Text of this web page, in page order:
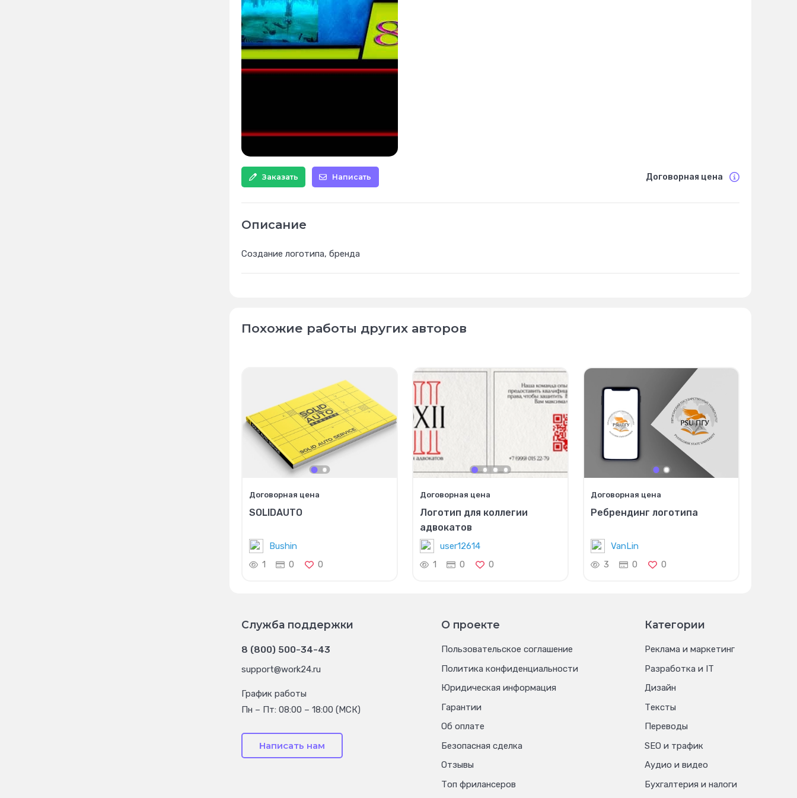
Заказать Написать Договорная цена
Описание
Создание логотипа, бренда
Похожие работы других авторов
Договорная цена
SOLIDAUTO
Bushin
1
0 0
Договорная цена
Логотип для коллегии
адвокатов
user12614
1
0 0
Договорная цена
Ребрендинг логотипа
VanLin
3
0 0
Служба поддержки
8 (800) 500-34-43
support@work24.ru
График работы
Пн – Пт: 08:00 – 18:00 (МСК)
Написать нам
Категории
Реклама и маркетинг
Разработка и IT
Дизайн
Тексты
Переводы
SEO и трафик
Аудио и видео
Бухгалтерия и налоги
О проекте
Пользовательское соглашение
Политика конфиденциальности
Юридическая информация
Гарантии
Об оплате
Безопасная сделка
Отзывы
Топ фрилансеров